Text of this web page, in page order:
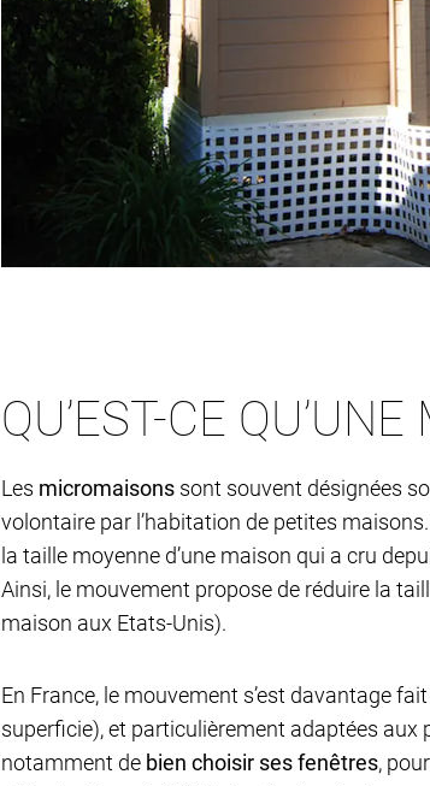
QU’EST-CE
Les micromaisonssont souvent désignées
volontaire par l’habitation de petites
la taille moyenne d’une maison qui a cru
Ainsi, le mouvement propose de réduire la
maison aux Etats-Unis).
En France, le mouvement s’est davantage
superficie), et particulièrement adaptées aux
notamment de bien choisir ses fenêtres,